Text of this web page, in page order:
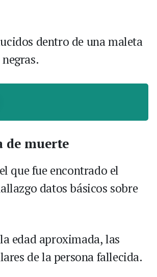
dentro de una maleta
de muerte
que fue encontrado el
datos básicos sobre
edad aproximada, las
de la persona fallecida.